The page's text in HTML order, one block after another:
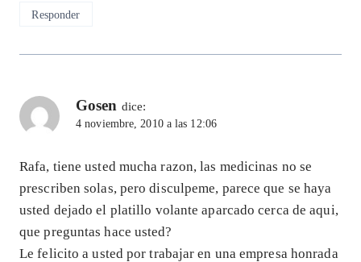
Responder
Gosen dice:
4 noviembre, 2010 a las 12:06
Rafa, tiene usted mucha razon, las medicinas no se
prescriben solas, pero disculpeme, parece que se haya
usted dejado el platillo volante aparcado cerca de aqui,
que preguntas hace usted?
Le felicito a usted por trabajar en una empresa honrada